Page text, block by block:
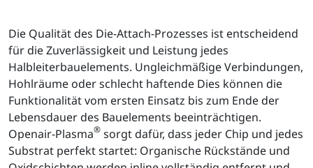
Die Qualität des Die-Attach-Prozesses ist entscheidend
für die Zuverlässigkeit und Leistung jedes
Halbleiterbauelements. Ungleichmäßige Verbindungen,
Hohlräume oder schlecht haftende Dies können die
Funktionalität vom ersten Einsatz bis zum Ende der
Lebensdauer des Bauelements beeinträchtigen.
Openair-Plasma® sorgt dafür, dass jeder Chip und jedes
Substrat perfekt startet: Organische Rückstände und